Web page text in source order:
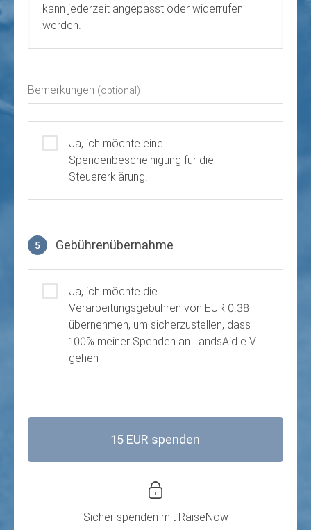
kann jederzeit angepasst oder widerrufen
werden.
Bemerkungen (optional)
Ja, ich möchte eine
Spendenbescheinigung für die
Steuererklärung.
5 Gebührenübernahme
Ja, ich möchte die
Verarbeitungsgebühren von EUR 0.38
übernehmen, um sicherzustellen, dass
100% meiner Spenden an LandsAid e.V.
gehen
15 EUR spenden
Sicher spenden mit RaiseNow